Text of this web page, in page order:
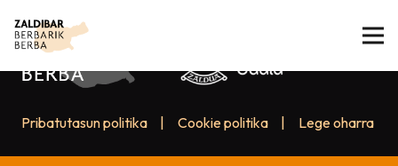
Pribatutasun politika Cookie politika Lege oharra